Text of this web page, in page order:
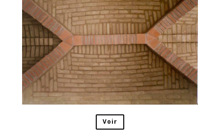
Voir